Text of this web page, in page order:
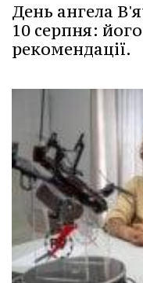
День ангела
10 серпня:
рекомендації.